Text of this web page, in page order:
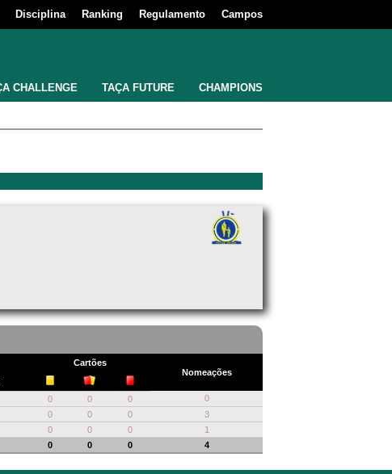
Disciplina Ranking Regulamento Campos
CHALLENGE TAÇA FUTURE CHAMPIONS
Cartões
Nomeações
0 0 0
0
0 0 0
3
0 0 0
1
0 0 0 4